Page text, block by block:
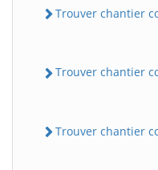
Trouver chantier
Trouver chantier
Trouver chantier